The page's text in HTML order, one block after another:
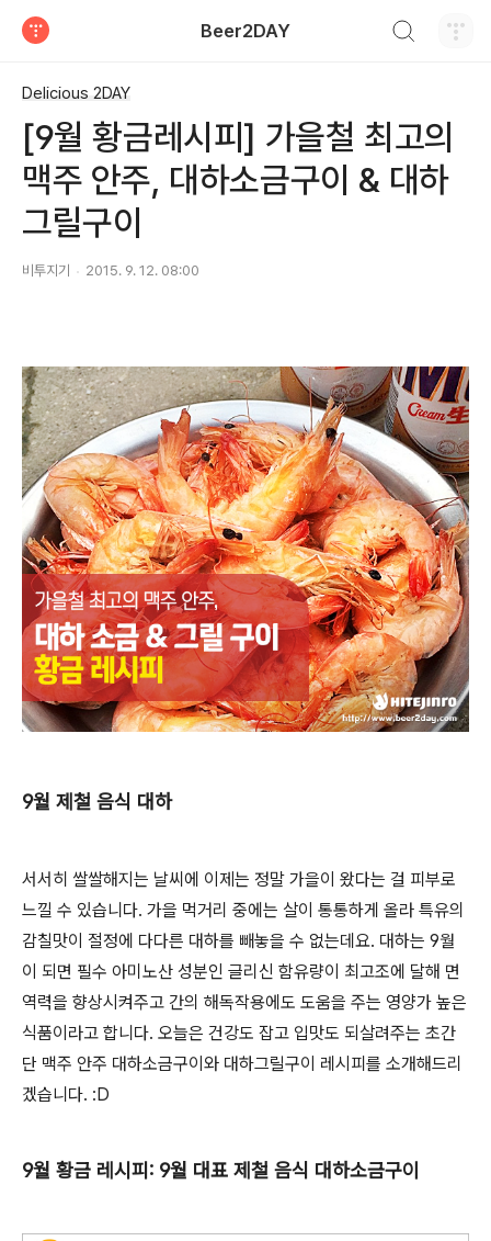
Beer2DAY
Delicious 2DAY
[9월 황금레시피] 가을철 최고의
맥주 안주, 대하소금구이 & 대하
그릴구이
비투지기 2015. 9. 12. 08:00
9월 제철 음식 대하
서서히 쌀쌀해지는 날씨에 이제는 정말 가을이 왔다는 걸 피부로
느낄 수 있습니다. 가을 먹거리 중에는 살이 통통하게 올라 특유의
감칠맛이 절정에 다다른 대하를 빼놓을 수 없는데요. 대하는 9월
이 되면 필수 아미노산 성분인 글리신 함유량이 최고조에 달해 면
역력을 향상시켜주고 간의 해독작용에도 도움을 주는 영양가 높은
식품이라고 합니다. 오늘은 건강도 잡고 입맛도 되살려주는 초간
단 맥주 안주 대하소금구이와 대하그릴구이 레시피를 소개해드리
겠습니다. :D
9월 황금 레시피: 9월 대표 제철 음식 대하소금구이